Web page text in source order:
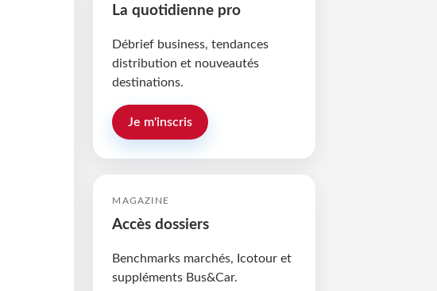
La quotidienne pro
Débrief business, tendances
distribution et nouveautés
destinations.
Je m'inscris
MAGAZINE
Accès dossiers
Benchmarks marchés, Icotour et
suppléments Bus&Car.